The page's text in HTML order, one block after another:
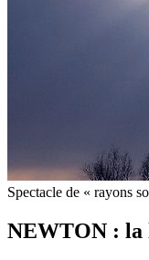
Spectacle de « rayons
NEWTON : la